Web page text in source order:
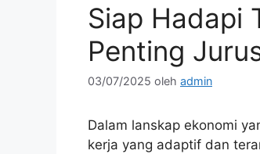
Siap Hadapi
Penting
03/07/2025 oleh admin
Dalam lanskap ekonomi
kerja yang adaptif dan